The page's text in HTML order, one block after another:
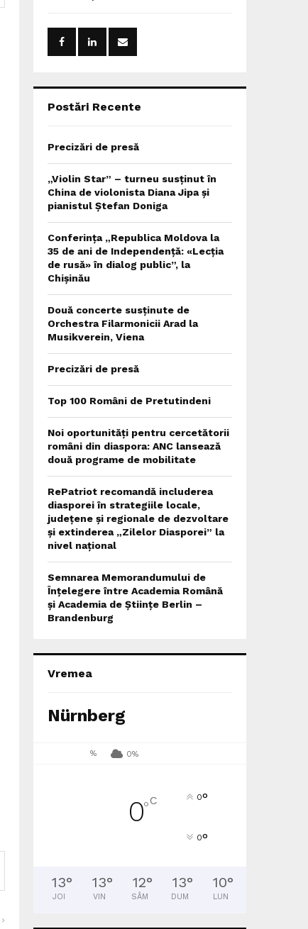
o
:
Postări Recente
Precizări de presă
„Violin Star” – turneu susținut în
China de violonista Diana Jipa și
pianistul Ștefan Doniga
Conferința „Republica Moldova la
35 de ani de Independență: «Lecția
de rusă» în dialog public”, la
Chișinău
Două concerte susținute de
Orchestra Filarmonicii Arad la
Musikverein, Viena
Precizări de presă
Top 100 Români de Pretutindeni
Noi oportunități pentru cercetătorii
români din diaspora: ANC lansează
două programe de mobilitate
RePatriot recomandă includerea
diasporei în strategiile locale,
județene și regionale de dezvoltare
și extinderea „Zilelor Diasporei” la
nivel național
Semnarea Memorandumului de
Înțelegere între Academia Română
și Academia de Științe Berlin –
Brandenburg
Vremea
Nürnberg
% 0%
0°C 0°
0°
13°
JOI
13°
VIN
12°
SÂM
13°
DUM
10°
LUN